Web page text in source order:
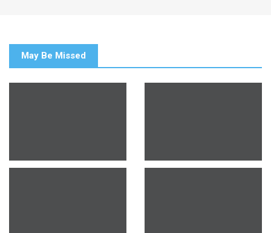
May Be Missed